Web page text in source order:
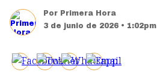
Por Primera Hora
3 de junio de 2026 • 1:02pm